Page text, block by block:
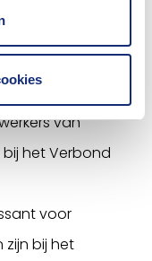
van
het Verbond
voor
zijn bij het